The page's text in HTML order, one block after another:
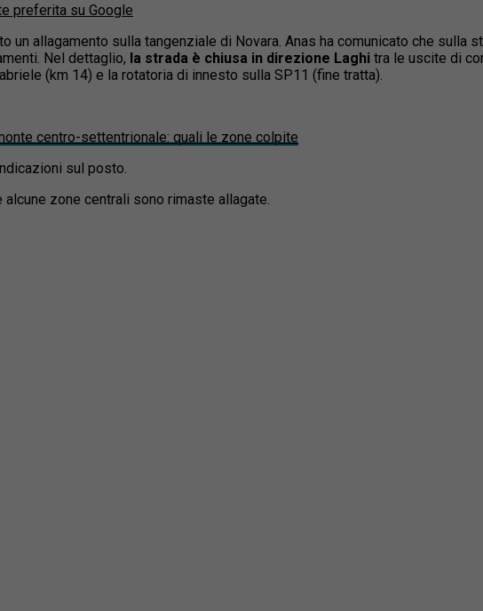
preferita su Google
un allagamento sulla tangenziale di Novara. Anas ha comunicato che sulla
Nel dettaglio, la strada è chiusa in direzione Laghi tra le uscite di
(km 14) e la rotatoria di innesto sulla SP11 (fine tratta).
centro-settentrionale: quali le zone colpite
sul posto.
zone centrali sono rimaste allagate.